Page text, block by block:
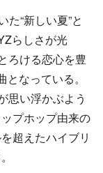
“新しい夏”と
らしさが光
ろける恋心を豊
なっている。
思い浮かぶよう
プホップ由来の
超えたハイブリ